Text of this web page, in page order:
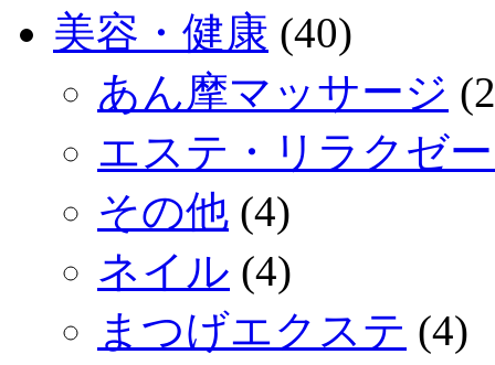
美容・健康 (40)
あん摩マッサージ
エステ・リラクゼ
その他 (4)
ネイル (4)
まつげエクステ (4)